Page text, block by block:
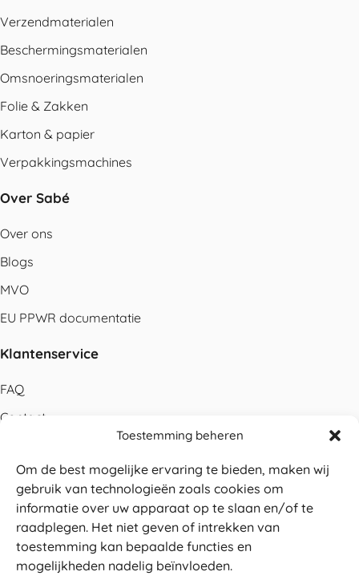
Toestemming beheren
Om de best mogelijke ervaring te bieden, maken wij
gebruik van technologieën zoals cookies om
informatie over uw apparaat op te slaan en/of te
raadplegen. Het niet geven of intrekken van
toestemming kan bepaalde functies en
mogelijkheden nadelig beïnvloeden.
Verzendmaterialen
Beschermingsmaterialen
Omsnoeringsmaterialen
Folie & Zakken
Karton & papier
Verpakkingsmachines
Over Sabé
Over ons
Blogs
MVO
EU PPWR documentatie
Klantenservice
FAQ
Contact
Betalen
Levering
Retouren
Service en garantie